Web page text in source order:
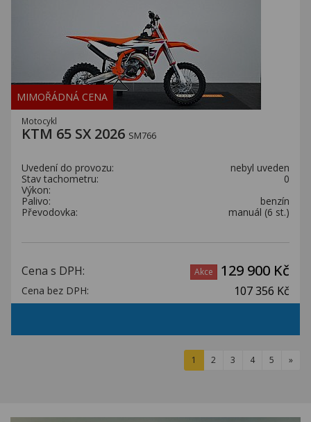
MIMOŘÁDNÁ CENA
Motocykl
KTM 65 SX 2026 SM766
Uvedení do provozu:
nebyl uveden
Stav tachometru:
0
Výkon:
Palivo:
benzín
Převodovka:
manuál (6 st.)
Cena s DPH: Akce 129 900 Kč
Cena bez DPH: 107 356 Kč
1 2 3 4 5 »